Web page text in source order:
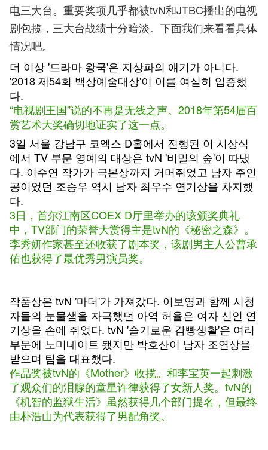
电三大台。重要奖项几乎都被tvN和JTBC播出的电视
剧包揽，三大台战绩十分暗淡。下面我们来看看具体
情况吧。
더 이상 '드라마 왕국'은 지상파의 얘기가 아니다.
'2018 제54회 백상예술대상'이 이를 여실히 입증했
다.
“电视剧王国”说的不再是无线之声。2018年第54届百
赏艺术大奖确切地证实了这一点。
3일 서울 강남구 코엑스 D홀에서 진행된 이 시상식
에서 TV 부문 영예의 대상은 tvN '비밀의 숲'이 따냈
다. 이수연 작가가 극본상까지 거머쥐었고 남자 주인
공이었던 조승우 역시 남자 최우수 연기상을 차지했
다.
3日，首尔江南区COEX D厅里举办的该颁奖典礼
中，TV部门的荣誉大赏得主是tvN的《秘密之森》。
李秀妍作家甚至还收获了剧本奖，该剧男主人公曹承
佑也获得了最优秀男演员奖。
작품상은 tvN '마더'가 가져갔다. 이보영과 함께 시청
자들의 눈물샘을 자극했던 아역 허율은 여자 신인 연
기상을 손에 쥐었다. tvN '슬기로운 감빵생활'은 여러
부문에 노미네이트 됐지만 박호산이 남자 조연상을
받으며 팀을 대표했다.
作品奖被tvN的《Mother》收揽。和李宝英一起刺激
了观众们的泪腺的童星许律获得了女新人奖。tvN的
《机智的监狱生活》虽然获得几个部门提名，但最终
由朴浩山为代表获得了男配角奖。